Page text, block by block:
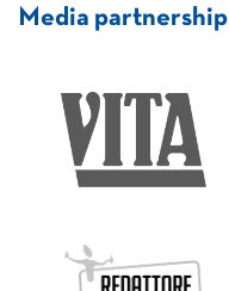
Media partnership